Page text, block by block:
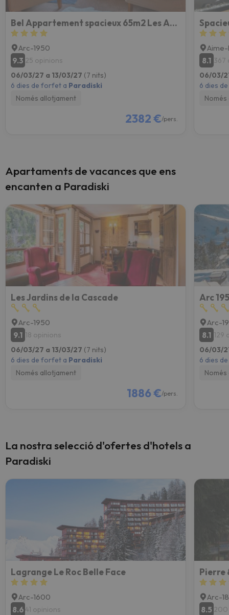
Bel Appartement spacieux 65m2 Les Arcs 1950
Arc-1950
9.3 25 opinions
06/03/27 a 13/03/27 (7 nits)
6 dies de forfet a Paradiski
Només allotjament
2382 €/pers.
8.1 367
06/03/
6 dies
Apartaments de vacances que ens
encanten a Paradiski
Les Jardins de la Cascade
Arc-1950
9.1 18 opinions
06/03/27 a 13/03/27 (7 nits)
6 dies de forfet a Paradiski
Només allotjament
1886 €/pers.
Arc-
8.1 129
06/03/
6 dies
La nostra selecció d'ofertes d'hotels a
Paradiski
Lagrange Le Roc Belle Face
Arc-1600
8.641 opinions
Pierre
Arc-
8.5 200